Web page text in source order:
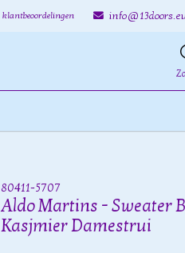
klantbeoordelingen
80411-5707
Aldo Martins - Sweater
Kasjmier Damestrui